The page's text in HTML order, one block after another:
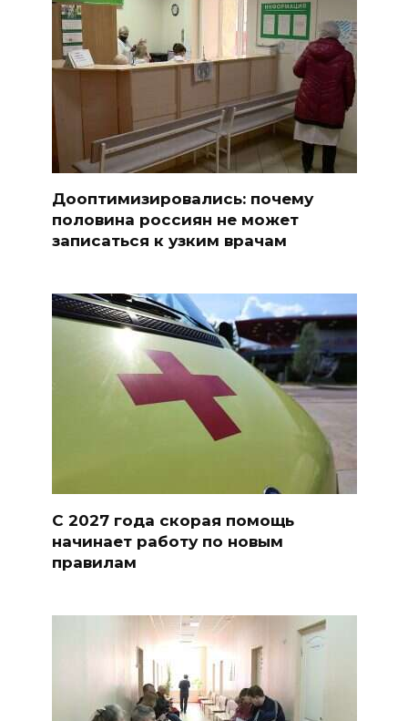
Дооптимизировались: почему
половина россиян не может
записаться к узким врачам
С 2027 года скорая помощь
начинает работу по новым
правилам